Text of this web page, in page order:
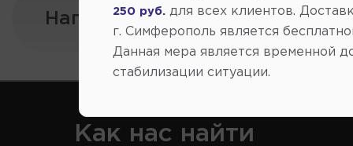
Напишите нам:
Как нас найти
250 руб. для всех клиентов.
г. Симферополь является
Данная мера является временной
стабилизации ситуации.